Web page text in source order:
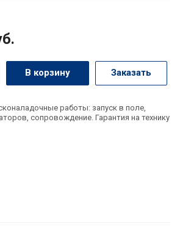
В корзину Заказать
работы: запуск в поле,
сопровождение. Гарантия на технику